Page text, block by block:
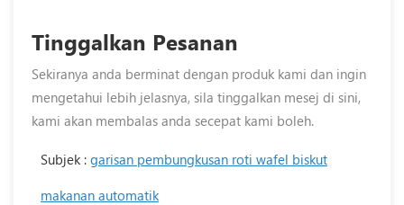
Tinggalkan Pesanan
Sekiranya anda berminat dengan produk kami dan ingin
mengetahui lebih jelasnya, sila tinggalkan mesej di sini,
kami akan membalas anda secepat kami boleh.
Subjek : garisan pembungkusan roti wafel biskut
makanan automatik